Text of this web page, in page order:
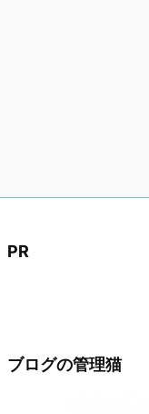
PR
ブログの管理猫